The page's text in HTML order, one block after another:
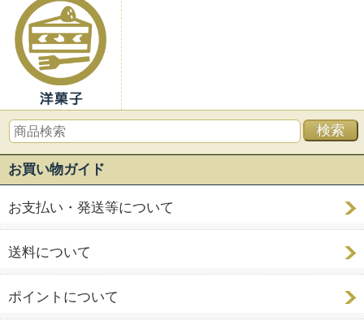
お買い物ガイド
お支払い・発送等について
送料について
ポイントについて